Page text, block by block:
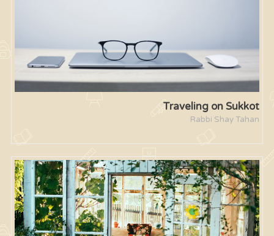
Traveling on Sukkot
Rabbi Shay Tahan